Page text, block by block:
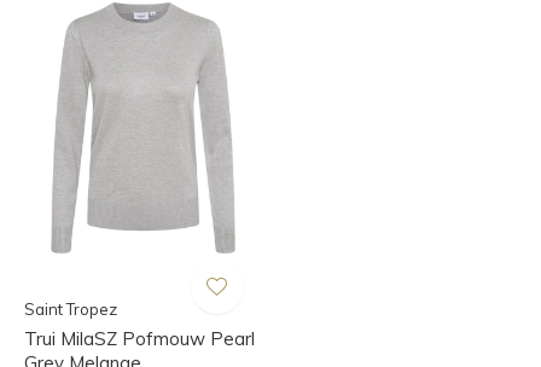
Saint Tropez
Trui MilaSZ Pofmouw Pearl